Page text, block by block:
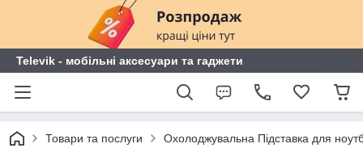
Televik - мобільні аксесуари та гаджети
Товари та послуги Охолоджувальна Підставка для